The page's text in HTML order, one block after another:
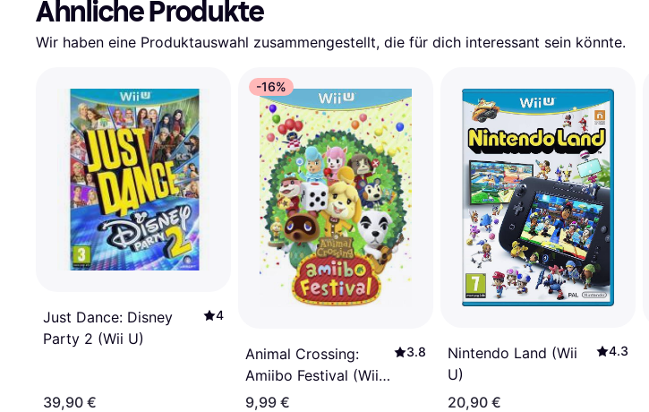
Ähnliche Produkte
Wir haben eine Produktauswahl zusammengestellt, die für dich interessant sein könnte.
Just Dance: Disney
Party 2 (Wii U)
4
39,90 €
-16%
Animal Crossing:
Amiibo Festival (Wii
U)
3.8
9,99 €
Nintendo Land (Wii
U)
4.3
20,90 €